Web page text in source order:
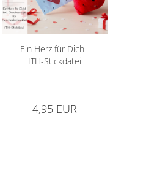
Ein Herz für Dich -
ITH-Stickdatei
4,95 EUR